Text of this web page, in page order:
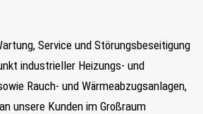
Service und Störungsbeseitigung
industrieller Heizungs- und
Rauch- und Wärmeabzugsanlagen,
unsere Kunden im Großraum